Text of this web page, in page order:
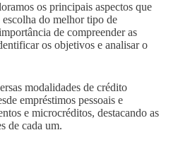
os principais aspectos que
do melhor tipo de
de compreender as
os objetivos e analisar o
modalidades de crédito
empréstimos pessoais e
e microcréditos, destacando as
de cada um.